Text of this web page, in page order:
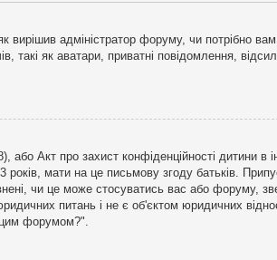
вирішив адміністратор форуму, чи потрібно
такі як аватари, приватні повідомлення,
Акт про захист конфіденційності дитини в
років, мати на це письмову згоду батьків.
чи це може стосуватись вас або форуму,
питань і не є об'єктом юридичних
цим форумом?".